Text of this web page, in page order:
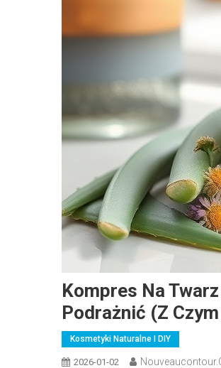
Kompres Na
Podrażnić (z
Kosmetyki Naturalne I DIY
2026-01-02